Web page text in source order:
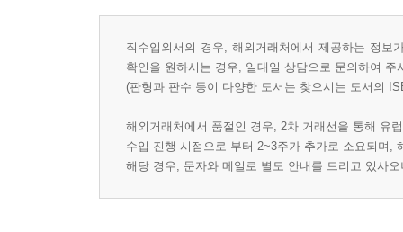
직수입외서의 경우, 해외거래처에서 제공하는 정
확인을 원하시는 경우, 일대일 상담으로 문의하여 주
(판형과 판수 등이 다양한 도서는 찾으시는 도서의
해외거래처에서 품절인 경우, 2차 거래선을 통해 유
수입 진행 시점으로 부터 2~3주가 추가로 소요되며,
해당 경우, 문자와 메일로 별도 안내를 드리고 있사